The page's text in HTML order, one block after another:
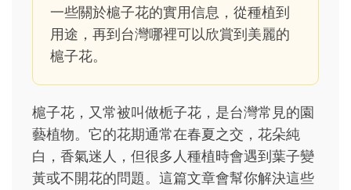
一些關於槴子花的實用信息，從種植到
用途，再到台灣哪裡可以欣賞到美麗的
槴子花。
槴子花，又常被叫做栀子花，是台灣常見的園
藝植物。它的花期通常在春夏之交，花朵純
白，香氣迷人，但很多人種植時會遇到葉子變
黃或不開花的問題。這篇文章會幫你解決這些